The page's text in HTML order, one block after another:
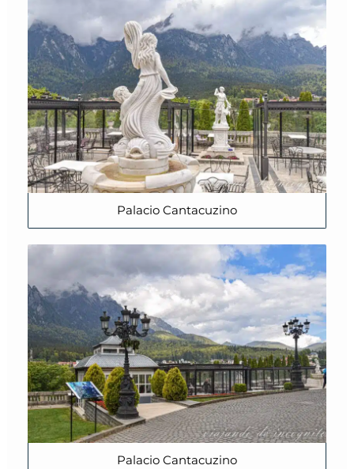
Palacio Cantacuzino
Palacio Cantacuzino